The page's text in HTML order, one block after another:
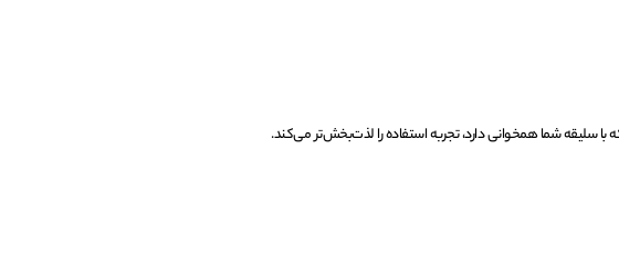
با سلیقه شما همخوانی دارد، تجربه استفاده را لذت‌بخش‌تر می‌کند.